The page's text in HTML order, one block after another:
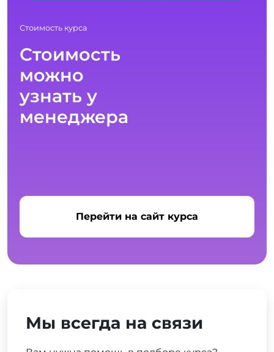
Стоимость курса
Стоимость
можно
узнать у
менеджера
Перейти на сайт курса
Мы всегда на связи